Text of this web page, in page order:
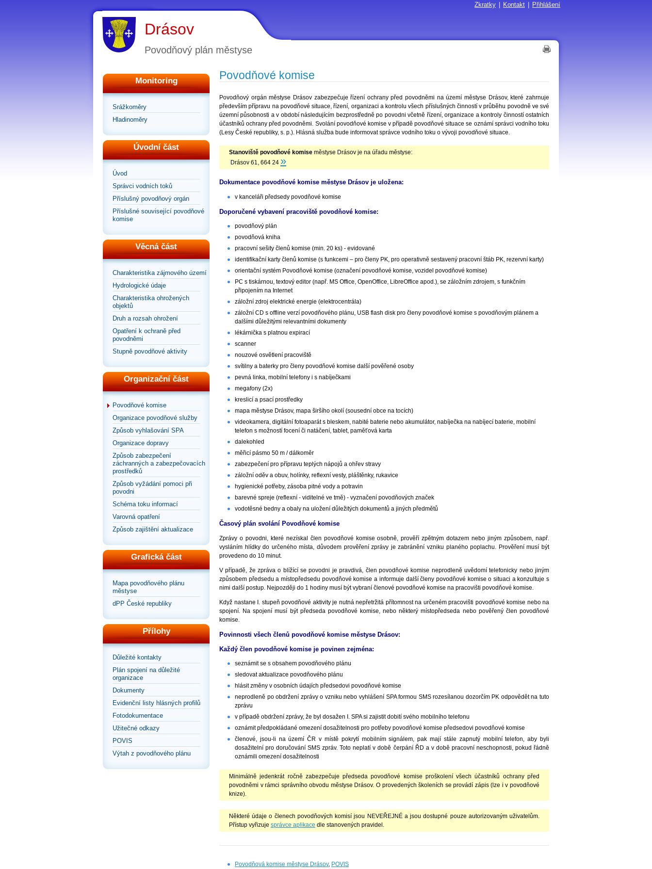
Zkratky Kontakt Přihlášení
Drásov
Povodňový plán městyse
Monitoring
Srážkoměry
Hladinoměry
Úvodní část
Úvod
Správci vodních toků
Příslušný povodňový orgán
Příslušné související povodňové
komise
Věcná část
Charakteristika zájmového území
Hydrologické údaje
Charakteristika ohrožených
objektů
Druh a rozsah ohrožení
Opatření k ochraně před
povodněmi
Stupně povodňové aktivity
Organizační část
Povodňové komise
Organizace povodňové služby
Způsob vyhlašování SPA
Organizace dopravy
Způsob zabezpečení
záchranných a zabezpečovacích
prostředků
Způsob vyžádání pomoci při
povodni
Schéma toku informací
Varovná opatření
Způsob zajištění aktualizace
Grafická část
Mapa povodňového plánu
městyse
dPP České republiky
Přílohy
Důležité kontakty
Plán spojení na důležité
organizace
Dokumenty
Evidenční listy hlásných profilů
Fotodokumentace
Užitečné odkazy
POVIS
Výtah z povodňového plánu
Povodňové komise
Povodňový orgán městyse Drásov zabezpečuje řízení ochrany před povodněmi na území městyse Drásov, které zahrnuje
především přípravu na povodňové situace, řízení, organizaci a kontrolu všech příslušných činností v průběhu povodně ve své
územní působnosti a v období následujícím bezprostředně po povodni včetně řízení, organizace a kontroly činností ostatních
účastníků ochrany před povodněmi. Svolání povodňové komise v případě povodňové situace se oznámí správci vodního toku
(Lesy České republiky, s. p.). Hlásná služba bude informovat správce vodního toku o vývoji povodňové situace.
Stanoviště povodňové komise městyse Drásov je na úřadu městyse:
Drásov 61, 664 24 »
Dokumentace povodňové komise městyse Drásov je uložena:
v kanceláři předsedy povodňové komise
Doporučené vybavení pracoviště povodňové komise:
povodňový plán
povodňová kniha
pracovní sešity členů komise (min. 20 ks) - evidované
identifikační karty členů komise (s funkcemi – pro členy PK, pro operativně sestavený pracovní štáb PK, rezervní karty)
orientační systém Povodňové komise (označení povodňové komise, vozidel povodňové komise)
PC s tiskárnou, textový editor (např. MS Office, OpenOffice, LibreOffice apod.), se záložním zdrojem, s funkčním
připojením na Internet
záložní zdroj elektrické energie (elektrocentrála)
záložní CD s offline verzí povodňového plánu, USB flash disk pro členy povodňové komise s povodňovým plánem a
dalšími důležitými relevantními dokumenty
lékárnička s platnou expirací
scanner
nouzové osvětlení pracoviště
svítilny a baterky pro členy povodňové komise další pověřené osoby
pevná linka, mobilní telefony i s nabíječkami
megafony (2x)
kreslicí a psací prostředky
mapa městyse Drásov, mapa širšího okolí (sousední obce na tocích)
videokamera, digitální fotoaparát s bleskem, nabité baterie nebo akumulátor, nabíječka na nabíjecí baterie, mobilní
telefon s možností focení či natáčení, tablet, paměťová karta
dalekohled
měřicí pásmo 50 m / dálkoměr
zabezpečení pro přípravu teplých nápojů a ohřev stravy
záložní oděv a obuv, holínky, reflexní vesty, pláštěnky, rukavice
hygienické potřeby, zásoba pitné vody a potravin
barevné spreje (reflexní - viditelné ve tmě) - vyznačení povodňových značek
vodotěsné bedny a obaly na uložení důležitých dokumentů a jiných předmětů
Časový plán svolání Povodňové komise
Zprávy o povodni, které nezískal člen povodňové komise osobně, prověří zpětným dotazem nebo jiným způsobem, např.
vysláním hlídky do určeného místa, důvodem prověření zprávy je zabránění vzniku planého poplachu. Prověření musí být
provedeno do 10 minut.
V případě, že zpráva o blížící se povodni je pravdivá, člen povodňové komise neprodleně uvědomí telefonicky nebo jiným
způsobem předsedu a místopředsedu povodňové komise a informuje další členy povodňové komise o situaci a konzultuje s
nimi další postup. Nejpozději do 1 hodiny musí být vybraní členové povodňové komise na pracovišti povodňové komise.
Když nastane I. stupeň povodňové aktivity je nutná nepřetržitá přítomnost na určeném pracovišti povodňové komise nebo na
spojení. Na spojení musí být předseda povodňové komise, nebo některý místopředseda nebo pověřený člen povodňové
komise.
Povinnosti všech členů povodňové komise městyse Drásov:
Každý člen povodňové komise je povinen zejména:
seznámit se s obsahem povodňového plánu
sledovat aktualizace povodňového plánu
hlásit změny v osobních údajích předsedovi povodňové komise
neprodleně po obdržení zprávy o vzniku nebo vyhlášení SPA formou SMS rozesílanou dozorčím PK odpovědět na tuto
zprávu
v případě obdržení zprávy, že byl dosažen I. SPA si zajistit dobití svého mobilního telefonu
oznámit předpokládané omezení dosažitelnosti pro potřeby povodňové komise předsedovi povodňové komise
členové, jsou-li na území ČR v místě pokrytí mobilním signálem, pak mají stále zapnutý mobilní telefon, aby byli
dosažitelní pro doručování SMS zpráv. Toto neplatí v době čerpání ŘD a v době pracovní neschopnosti, pokud řádně
oznámili omezení dosažitelnosti
Minimálně jedenkrát ročně zabezpečuje předseda povodňové komise proškolení všech účastníků ochrany před
povodněmi v rámci správního obvodu městyse Drásov. O provedených školeních se provádí zápis (lze i v povodňové
knize).
Některé údaje o členech povodňových komisí jsou NEVEŘEJNÉ a jsou dostupné pouze autorizovaným uživatelům.
Přístup vyřizuje správce aplikace dle stanovených pravidel.
Povodňová komise městyse Drásov, POVIS